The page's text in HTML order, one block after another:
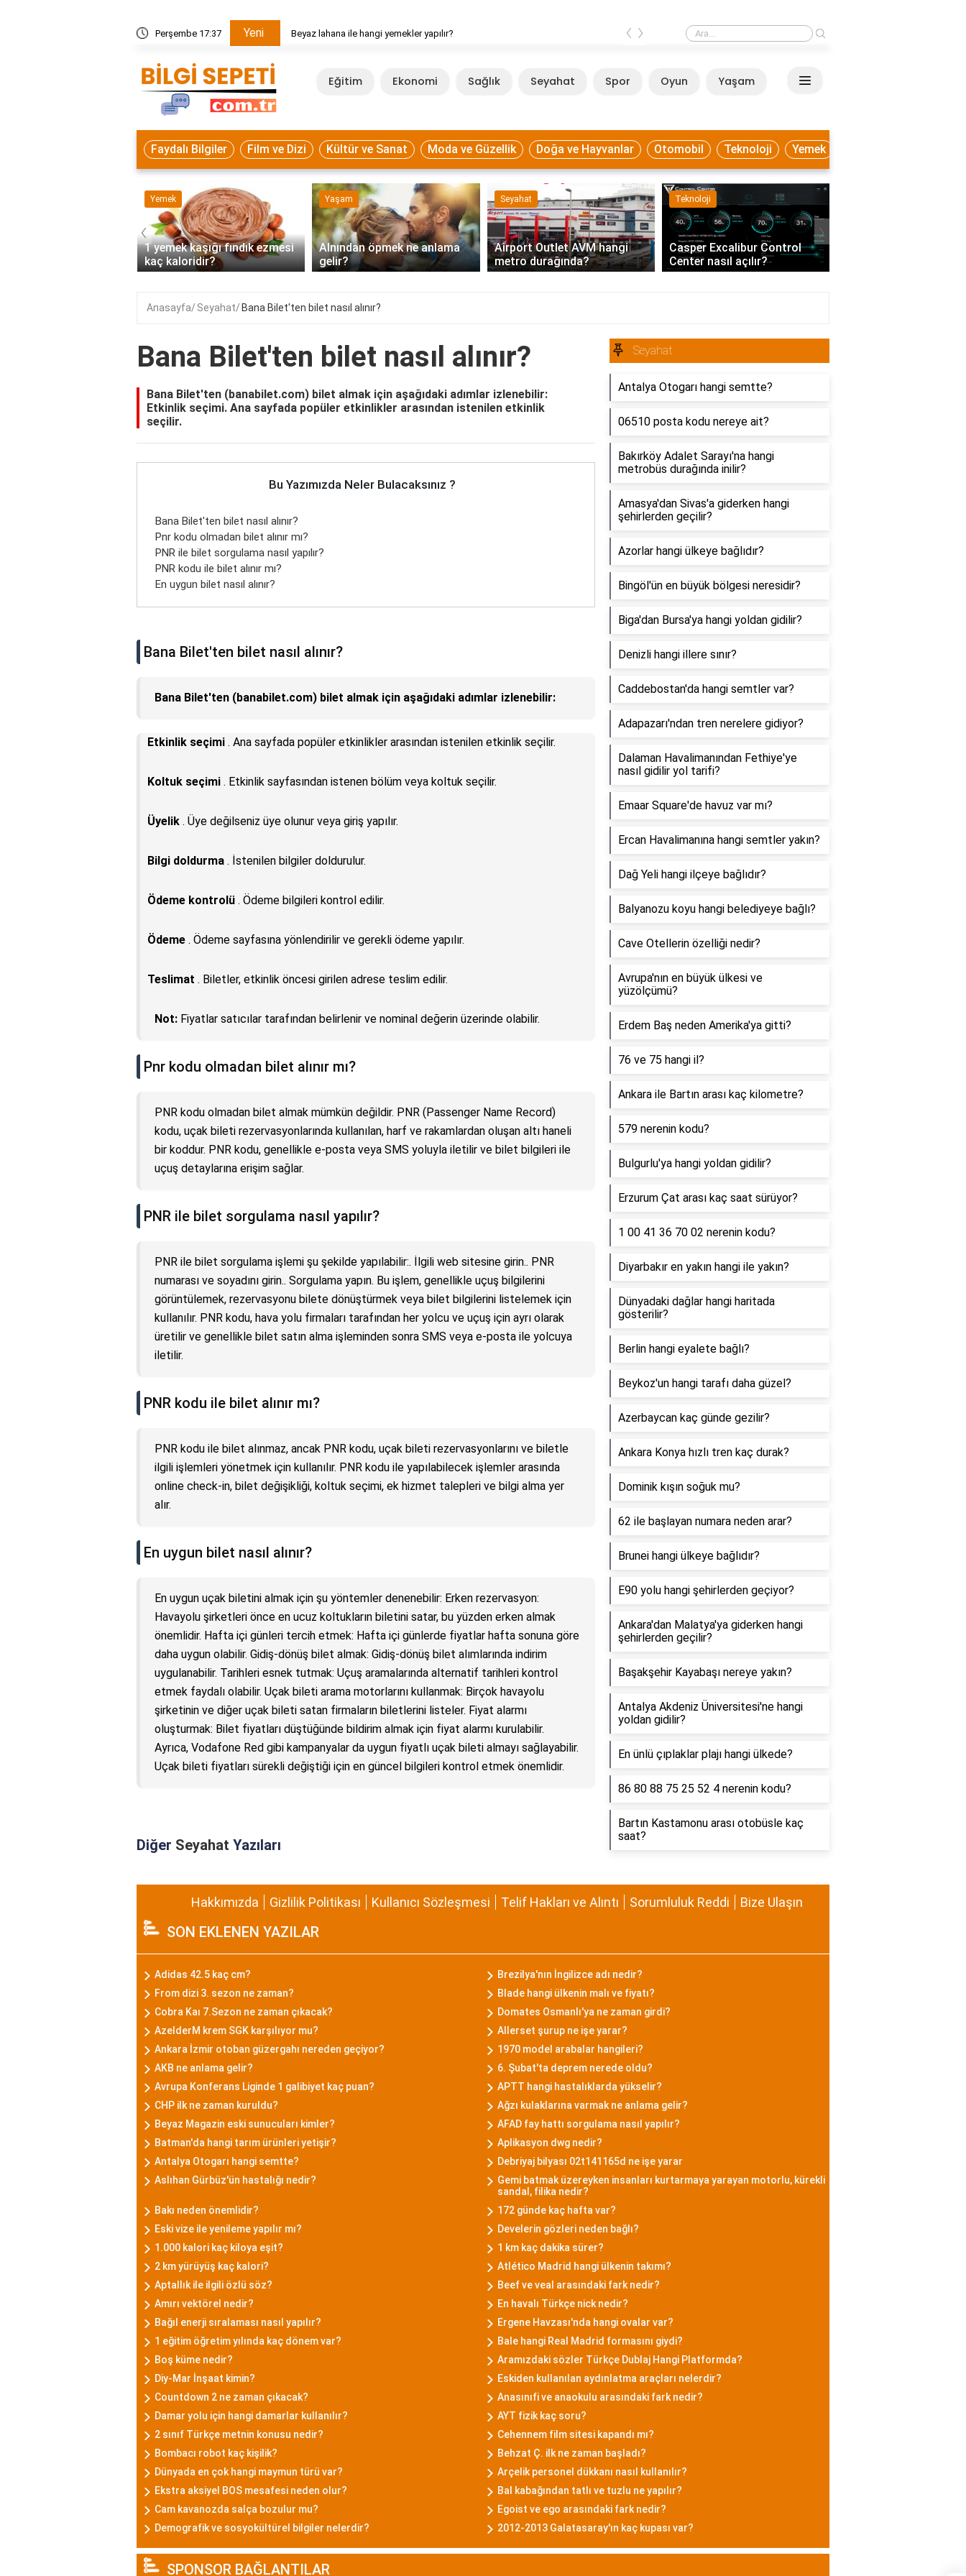
Perşembe 17:37 Yeni Beyaz lahana ile hangi yemekler yapılır? Beyaz lahana ile hangi yemekler yapılır?
‹ ›
Eğitim Ekonomi Sağlık Seyahat Spor Oyun Yaşam
Faydalı Bilgiler Film ve Dizi Kültür ve Sanat Moda ve Güzellik Doğa ve Hayvanlar Otomobil Teknoloji Yemek
Yemek
1 yemek kaşığı fındık ezmesi
kaç kaloridir?
Yaşam
Alnından öpmek ne anlama
gelir?
Seyahat
Airport Outlet AVM hangi
metro durağında?
Teknoloji
Casper Excalibur Control
Center nasıl açılır?
‹ ›
Anasayfa Seyahat Bana Bilet'ten bilet nasıl alınır?
Bana Bilet'ten bilet nasıl alınır?
Bana Bilet'ten (banabilet.com) bilet almak için aşağıdaki adımlar izlenebilir:
Etkinlik seçimi. Ana sayfada popüler etkinlikler arasından istenilen etkinlik
seçilir.
Bu Yazımızda Neler Bulacaksınız ?
Bana Bilet'ten bilet nasıl alınır?
Pnr kodu olmadan bilet alınır mı?
PNR ile bilet sorgulama nasıl yapılır?
PNR kodu ile bilet alınır mı?
En uygun bilet nasıl alınır?
Bana Bilet'ten bilet nasıl alınır?
Bana Bilet'ten (banabilet.com) bilet almak için aşağıdaki adımlar izlenebilir:
Etkinlik seçimi . Ana sayfada popüler etkinlikler arasından istenilen etkinlik seçilir.
Koltuk seçimi . Etkinlik sayfasından istenen bölüm veya koltuk seçilir.
Üyelik . Üye değilseniz üye olunur veya giriş yapılır.
Bilgi doldurma . İstenilen bilgiler doldurulur.
Ödeme kontrolü . Ödeme bilgileri kontrol edilir.
Ödeme . Ödeme sayfasına yönlendirilir ve gerekli ödeme yapılır.
Teslimat . Biletler, etkinlik öncesi girilen adrese teslim edilir.
Not: Fiyatlar satıcılar tarafından belirlenir ve nominal değerin üzerinde olabilir.
Pnr kodu olmadan bilet alınır mı?
PNR kodu olmadan bilet almak mümkün değildir. PNR (Passenger Name Record)
kodu, uçak bileti rezervasyonlarında kullanılan, harf ve rakamlardan oluşan altı haneli
bir koddur. PNR kodu, genellikle e-posta veya SMS yoluyla iletilir ve bilet bilgileri ile
uçuş detaylarına erişim sağlar.
PNR ile bilet sorgulama nasıl yapılır?
PNR ile bilet sorgulama işlemi şu şekilde yapılabilir:. İlgili web sitesine girin.. PNR
numarası ve soyadını girin.. Sorgulama yapın. Bu işlem, genellikle uçuş bilgilerini
görüntülemek, rezervasyonu bilete dönüştürmek veya bilet bilgilerini listelemek için
kullanılır. PNR kodu, hava yolu firmaları tarafından her yolcu ve uçuş için ayrı olarak
üretilir ve genellikle bilet satın alma işleminden sonra SMS veya e-posta ile yolcuya
iletilir.
PNR kodu ile bilet alınır mı?
PNR kodu ile bilet alınmaz, ancak PNR kodu, uçak bileti rezervasyonlarını ve biletle
ilgili işlemleri yönetmek için kullanılır. PNR kodu ile yapılabilecek işlemler arasında
online check-in, bilet değişikliği, koltuk seçimi, ek hizmet talepleri ve bilgi alma yer
alır.
En uygun bilet nasıl alınır?
En uygun uçak biletini almak için şu yöntemler denenebilir: Erken rezervasyon:
Havayolu şirketleri önce en ucuz koltukların biletini satar, bu yüzden erken almak
önemlidir. Hafta içi günleri tercih etmek: Hafta içi günlerde fiyatlar hafta sonuna göre
daha uygun olabilir. Gidiş-dönüş bilet almak: Gidiş-dönüş bilet alımlarında indirim
uygulanabilir. Tarihleri esnek tutmak: Uçuş aramalarında alternatif tarihleri kontrol
etmek faydalı olabilir. Uçak bileti arama motorlarını kullanmak: Birçok havayolu
şirketinin ve diğer uçak bileti satan firmaların biletlerini listeler. Fiyat alarmı
oluşturmak: Bilet fiyatları düştüğünde bildirim almak için fiyat alarmı kurulabilir.
Ayrıca, Vodafone Red gibi kampanyalar da uygun fiyatlı uçak bileti almayı sağlayabilir.
Uçak bileti fiyatları sürekli değiştiği için en güncel bilgileri kontrol etmek önemlidir.
Diğer Seyahat Yazıları
Seyahat
Antalya Otogarı hangi semtte?
06510 posta kodu nereye ait?
Bakırköy Adalet Sarayı'na hangi
metrobüs durağında inilir?
Amasya'dan Sivas'a giderken hangi
şehirlerden geçilir?
Azorlar hangi ülkeye bağlıdır?
Bingöl'ün en büyük bölgesi neresidir?
Biga'dan Bursa'ya hangi yoldan gidilir?
Denizli hangi illere sınır?
Caddebostan'da hangi semtler var?
Adapazarı'ndan tren nerelere gidiyor?
Dalaman Havalimanından Fethiye'ye
nasıl gidilir yol tarifi?
Emaar Square'de havuz var mı?
Ercan Havalimanına hangi semtler yakın?
Dağ Yeli hangi ilçeye bağlıdır?
Balyanozu koyu hangi belediyeye bağlı?
Cave Otellerin özelliği nedir?
Avrupa'nın en büyük ülkesi ve
yüzölçümü?
Erdem Baş neden Amerika'ya gitti?
76 ve 75 hangi il?
Ankara ile Bartın arası kaç kilometre?
579 nerenin kodu?
Bulgurlu'ya hangi yoldan gidilir?
Erzurum Çat arası kaç saat sürüyor?
1 00 41 36 70 02 nerenin kodu?
Diyarbakır en yakın hangi ile yakın?
Dünyadaki dağlar hangi haritada
gösterilir?
Berlin hangi eyalete bağlı?
Beykoz'un hangi tarafı daha güzel?
Azerbaycan kaç günde gezilir?
Ankara Konya hızlı tren kaç durak?
Dominik kışın soğuk mu?
62 ile başlayan numara neden arar?
Brunei hangi ülkeye bağlıdır?
E90 yolu hangi şehirlerden geçiyor?
Ankara'dan Malatya'ya giderken hangi
şehirlerden geçilir?
Başakşehir Kayabaşı nereye yakın?
Antalya Akdeniz Üniversitesi'ne hangi
yoldan gidilir?
En ünlü çıplaklar plajı hangi ülkede?
86 80 88 75 25 52 4 nerenin kodu?
Bartın Kastamonu arası otobüsle kaç
saat?
Hakkımızda Gizlilik Politikası Kullanıcı Sözleşmesi Telif Hakları ve Alıntı Sorumluluk Reddi Bize Ulaşın
SON EKLENEN YAZILAR
Adidas 42.5 kaç cm?
Brezilya'nın İngilizce adı nedir?
From dizi 3. sezon ne zaman?
Blade hangi ülkenin malı ve fiyatı?
Cobra Kaı 7.Sezon ne zaman çıkacak?
Domates Osmanlı'ya ne zaman girdi?
AzelderM krem SGK karşılıyor mu?
Allerset şurup ne işe yarar?
Ankara İzmir otoban güzergahı nereden geçiyor?
1970 model arabalar hangileri?
AKB ne anlama gelir?
6. Şubat'ta deprem nerede oldu?
Avrupa Konferans Liginde 1 galibiyet kaç puan?
APTT hangi hastalıklarda yükselir?
CHP ilk ne zaman kuruldu?
Ağzı kulaklarına varmak ne anlama gelir?
Beyaz Magazin eski sunucuları kimler?
AFAD fay hattı sorgulama nasıl yapılır?
Batman'da hangi tarım ürünleri yetişir?
Aplikasyon dwg nedir?
Antalya Otogarı hangi semtte?
Debriyaj bilyası 02t141165d ne işe yarar
Aslıhan Gürbüz'ün hastalığı nedir?
Gemi batmak üzereyken insanları kurtarmaya yarayan motorlu, kürekli
sandal, filika nedir?
Bakı neden önemlidir?
172 günde kaç hafta var?
Eski vize ile yenileme yapılır mı?
Develerin gözleri neden bağlı?
1.000 kalori kaç kiloya eşit?
1 km kaç dakika sürer?
2 km yürüyüş kaç kalori?
Atlético Madrid hangi ülkenin takımı?
Aptallık ile ilgili özlü söz?
Beef ve veal arasındaki fark nedir?
Amırı vektörel nedir?
En havalı Türkçe nick nedir?
Bağıl enerji sıralaması nasıl yapılır?
Ergene Havzası'nda hangi ovalar var?
1 eğitim öğretim yılında kaç dönem var?
Bale hangi Real Madrid formasını giydi?
Boş küme nedir?
Aramızdaki sözler Türkçe Dublaj Hangi Platformda?
Diy-Mar İnşaat kimin?
Eskiden kullanılan aydınlatma araçları nelerdir?
Countdown 2 ne zaman çıkacak?
Anasınıfi ve anaokulu arasındaki fark nedir?
Damar yolu için hangi damarlar kullanılır?
AYT fizik kaç soru?
2 sınıf Türkçe metnin konusu nedir?
Cehennem film sitesi kapandı mı?
Bombacı robot kaç kişilik?
Behzat Ç. ilk ne zaman başladı?
Dünyada en çok hangi maymun türü var?
Arçelik personel dükkanı nasıl kullanılır?
Ekstra aksiyel BOS mesafesi neden olur?
Bal kabağından tatlı ve tuzlu ne yapılır?
Cam kavanozda salça bozulur mu?
Egoist ve ego arasındaki fark nedir?
Demografik ve sosyokültürel bilgiler nelerdir?
2012-2013 Galatasaray'ın kaç kupası var?
SPONSOR BAĞLANTILAR